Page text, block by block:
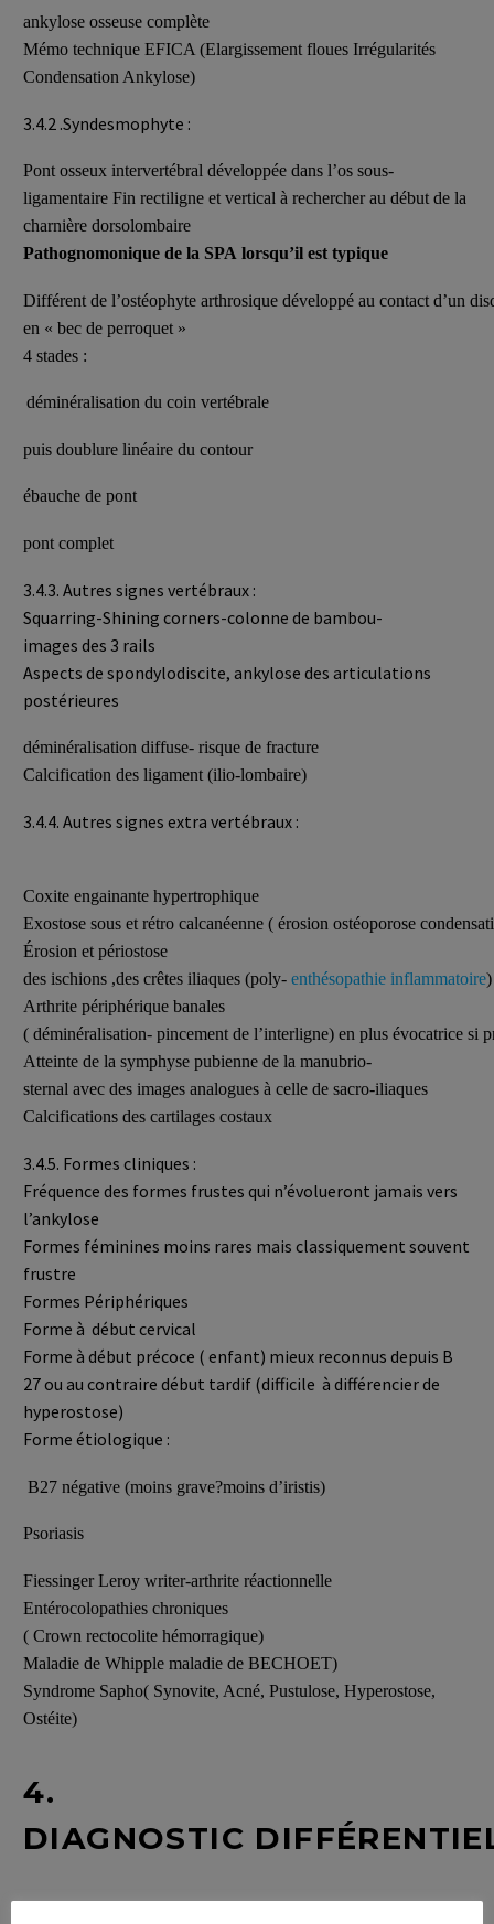
ankylose osseuse complète
Mémo technique EFICA (Elargissement floues Irrégularités
Condensation Ankylose)
3.4.2 .Syndesmophyte :
Pont osseux intervertébral développée dans l’os sous-
ligamentaire Fin rectiligne et vertical à rechercher au début de la
charnière dorsolombaire
Pathognomonique de la SPA lorsqu’il est typique
Différent de l’ostéophyte arthrosique développé au contact d’un
en « bec de perroquet »
4 stades :
déminéralisation du coin vertébrale
puis doublure linéaire du contour
ébauche de pont
pont complet
3.4.3. Autres signes vertébraux :
Squarring-Shining corners-colonne de bambou-
images des 3 rails
Aspects de spondylodiscite, ankylose des articulations
postérieures
déminéralisation diffuse- risque de fracture
Calcification des ligament (ilio-lombaire)
3.4.4. Autres signes extra vertébraux :
Coxite engainante hypertrophique
Exostose sous et rétro calcanéenne ( érosion ostéoporose
Érosion et périostose
des ischions ,des crêtes iliaques (poly- enthésopathie inflammatoire)
Arthrite périphérique banales
( déminéralisation- pincement de l’interligne) en plus évocatrice si
Atteinte de la symphyse pubienne de la manubrio-
sternal avec des images analogues à celle de sacro-iliaques
Calcifications des cartilages costaux
3.4.5. Formes cliniques :
Fréquence des formes frustes qui n’évolueront jamais vers
l’ankylose
Formes féminines moins rares mais classiquement souvent
frustre
Formes Périphériques
Forme à début cervical
Forme à début précoce ( enfant) mieux reconnus depuis B
27 ou au contraire début tardif (difficile à différencier de
hyperostose)
Forme étiologique :
B27 négative (moins grave?moins d’iristis)
Psoriasis
Fiessinger Leroy writer-arthrite réactionnelle
Entérocolopathies chroniques
( Crown rectocolite hémorragique)
Maladie de Whipple maladie de BECHOET)
Syndrome Sapho( Synovite, Acné, Pustulose, Hyperostose,
Ostéite)
4.
DIAGNOSTIC